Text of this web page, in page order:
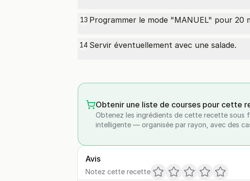
13 Programmer le mode "MANUEL" pour 20
14 Servir éventuellement avec une salade.
Obtenir une liste de courses pour cette
Obtenez les ingrédients de cette recette sous
intelligente — organisée par rayon, avec des
Avis
Notez cette recette